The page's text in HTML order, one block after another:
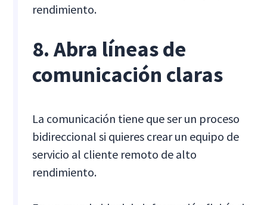
rendimiento.
8. Abra líneas de
comunicación claras
La comunicación tiene que ser un proceso
bidireccional si quieres crear un equipo de
servicio al cliente remoto de alto
rendimiento.